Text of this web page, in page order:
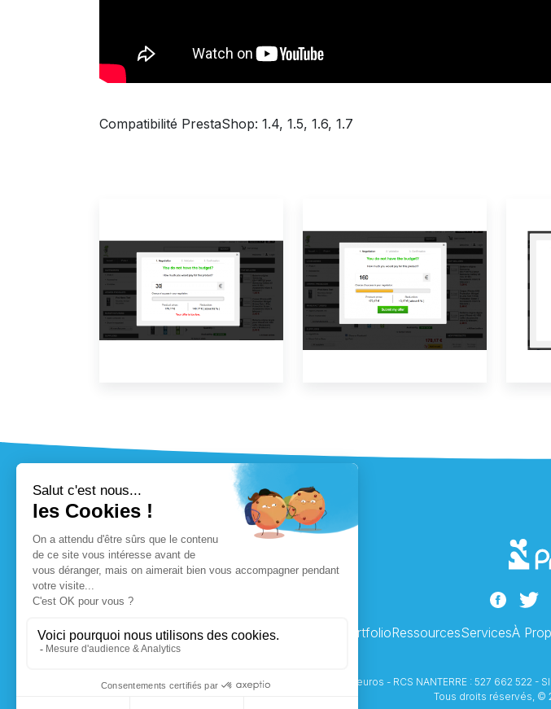
Compatibilité PrestaShop: 1.4, 1.5, 1.6, 1.7
PortfolioRessourcesServicesÀ
23 Prod SARL au capital de 10 000 euros - RCS NANTERRE : 527 662 522 -
Tous droits réservés, ©